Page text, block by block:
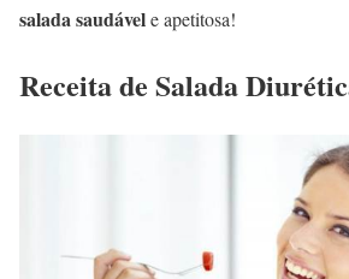
salada saudávele apetitosa!
Receita de Salada